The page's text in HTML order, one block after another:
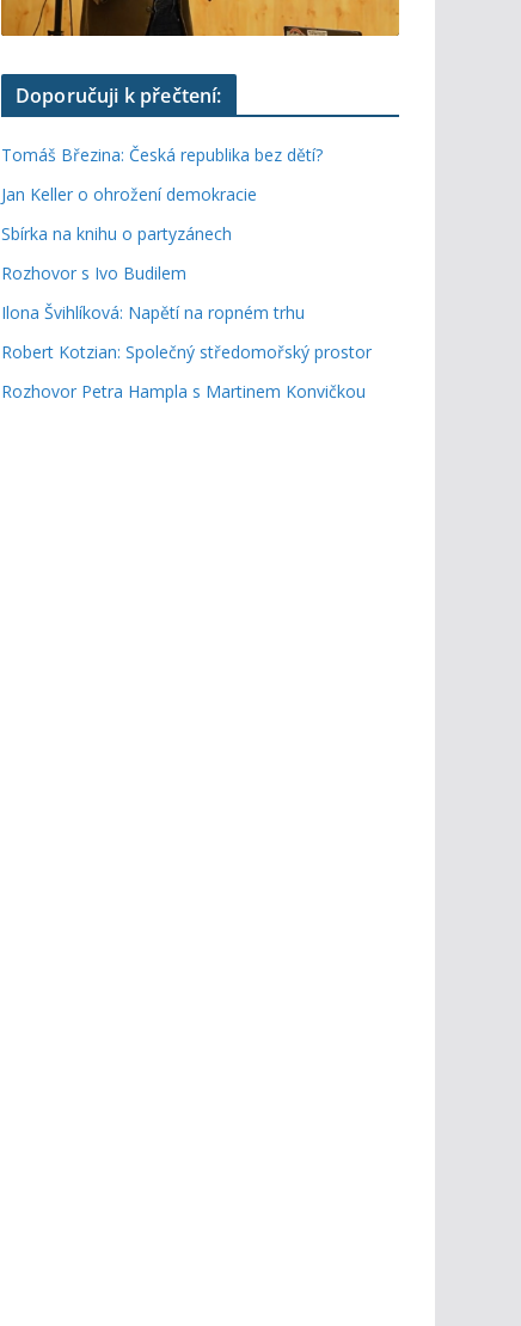
Doporučuji k přečtení:
Tomáš Březina: Česká republika bez dětí?
Jan Keller o ohrožení demokracie
Sbírka na knihu o partyzánech
Rozhovor s Ivo Budilem
Ilona Švihlíková: Napětí na ropném trhu
Robert Kotzian: Společný středomořský prostor
Rozhovor Petra Hampla s Martinem Konvičkou